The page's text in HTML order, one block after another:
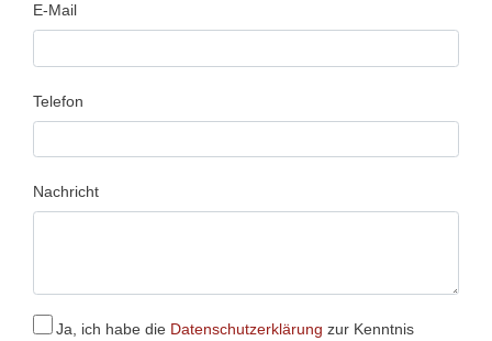
E-Mail
Telefon
Nachricht
Ja, ich habe die Datenschutzerklärung zur Kenntnis